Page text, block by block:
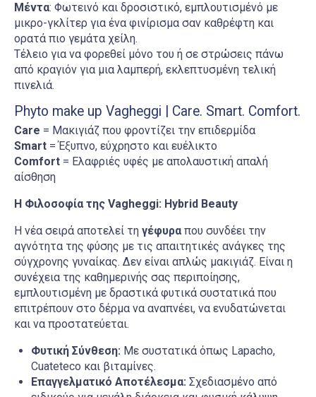
Μέντα: Φωτεινό και δροσιστικό, εμπλουτισμένό με
μικρο-γκλίτερ για ένα φινίρισμα σαν καθρέφτη και
ορατά πιο γεμάτα χείλη.
Τέλειο για να φορεθεί μόνο του ή σε στρώσεις πάνω
από κραγιόν για μια λαμπερή, εκλεπτυσμένη τελική
πινελιά.
Phyto make up Vagheggi | Care. Smart. Comfort.
Care = Μακιγιάζ που φροντίζει την επιδερμίδα
Smart = Έξυπνο, εύχρηστο και ευέλικτο
Comfort = Ελαφριές υφές με απολαυστική απαλή
αίσθηση
Η Φιλοσοφία της Vagheggi: Hybrid Beauty
H νέα σειρά αποτελεί τη γέφυρα που συνδέει την
αγνότητα της φύσης με τις απαιτητικές ανάγκες της
σύγχρονης γυναίκας. Δεν είναι απλώς μακιγιάζ. Είναι η
συνέχεια της καθημερινής σας περιποίησης,
εμπλουτισμένη με δραστικά φυτικά συστατικά που
επιτρέπουν στο δέρμα να αναπνέει, να ενυδατώνεται
και να προστατεύεται.
Φυτική Σύνθεση: Με συστατικά όπως Lapacho,
Cuateteco και βιταμίνες.
Επαγγελματικό Αποτέλεσμα: Σχεδιασμένο από